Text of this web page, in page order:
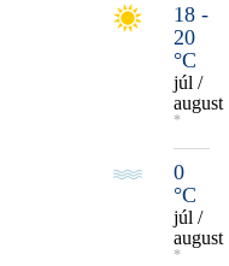
18 -
20
°C
júl /
august
*
0
°C
júl /
august
*